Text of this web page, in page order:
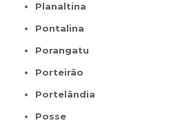
Planaltina
Pontalina
Porangatu
Porteirão
Portelândia
Posse